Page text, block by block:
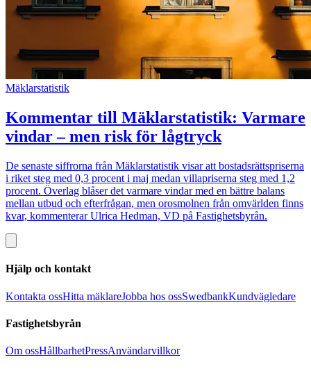
Mäklarstatistik
Kommentar till Mäklarstatistik: Varmare
vindar – men risk för lågtryck
De senaste siffrorna från Mäklarstatistik visar att bostadsrättspriserna
i riket steg med 0,3 procent i maj medan villapriserna steg med 1,2
procent. Överlag blåser det varmare vindar med en bättre balans
mellan utbud och efterfrågan, men orosmolnen från omvärlden finns
kvar, kommenterar Ulrica Hedman, VD på Fastighetsbyrån.
Hjälp och kontakt
Kontakta ossHitta mäklareJobba hos ossSwedbankKundvägledare
Fastighetsbyrån
Om ossHållbarhetPressAnvändarvillkor